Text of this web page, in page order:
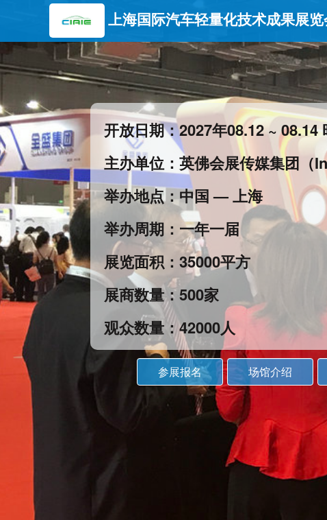
上海国际汽车轻量化技术成果展
开放日期：2027年08.12 ~ 08.14
主办单位：英佛会展传媒集团（
举办地点：中国 — 上海
举办周期：一年一届
展览面积：35000平方
展商数量：500家
观众数量：42000人
参展报名 场馆介绍